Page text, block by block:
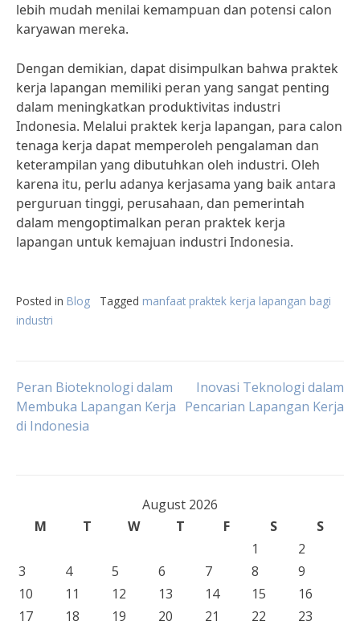
lebih mudah menilai kemampuan dan potensi calon
karyawan mereka.
Dengan demikian, dapat disimpulkan bahwa praktek
kerja lapangan memiliki peran yang sangat penting
dalam meningkatkan produktivitas industri
Indonesia. Melalui praktek kerja lapangan, para calon
tenaga kerja dapat memperoleh pengalaman dan
keterampilan yang dibutuhkan oleh industri. Oleh
karena itu, perlu adanya kerjasama yang baik antara
perguruan tinggi, perusahaan, dan pemerintah
dalam mengoptimalkan peran praktek kerja
lapangan untuk kemajuan industri Indonesia.
Posted in Blog Tagged manfaat praktek kerja lapangan bagi
industri
Post
navigation
Peran Bioteknologi dalam
Membuka Lapangan Kerja
di Indonesia
Inovasi Teknologi dalam
Pencarian Lapangan Kerja
August 2026
M
T W T F S
S
1
2
3
4 5 6 7 8
9
10
11 12 13 14 15
16
17
18 19 20 21 22 23